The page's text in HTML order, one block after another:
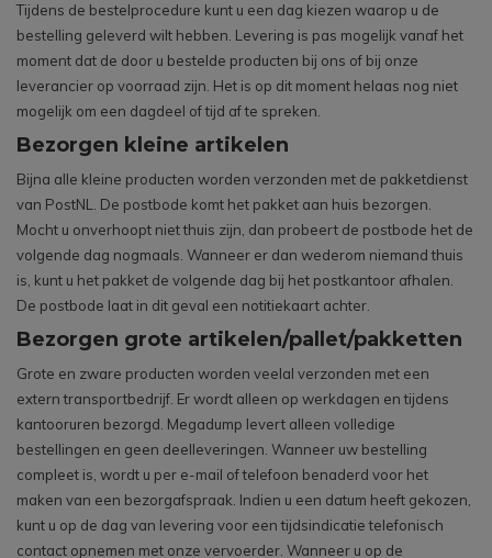
Tijdens de bestelprocedure kunt u een dag kiezen waarop u de
bestelling geleverd wilt hebben. Levering is pas mogelijk vanaf het
moment dat de door u bestelde producten bij ons of bij onze
leverancier op voorraad zijn. Het is op dit moment helaas nog niet
mogelijk om een dagdeel of tijd af te spreken.
Bezorgen kleine artikelen
Bijna alle kleine producten worden verzonden met de pakketdienst
van PostNL. De postbode komt het pakket aan huis bezorgen.
Mocht u onverhoopt niet thuis zijn, dan probeert de postbode het de
volgende dag nogmaals. Wanneer er dan wederom niemand thuis
is, kunt u het pakket de volgende dag bij het postkantoor afhalen.
De postbode laat in dit geval een notitiekaart achter.
Bezorgen grote artikelen/pallet/pakketten
Grote en zware producten worden veelal verzonden met een
extern transportbedrijf. Er wordt alleen op werkdagen en tijdens
kantooruren bezorgd. Megadump levert alleen volledige
bestellingen en geen deelleveringen. Wanneer uw bestelling
compleet is, wordt u per e-mail of telefoon benaderd voor het
maken van een bezorgafspraak. Indien u een datum heeft gekozen,
kunt u op de dag van levering voor een tijdsindicatie telefonisch
contact opnemen met onze vervoerder. Wanneer u op de